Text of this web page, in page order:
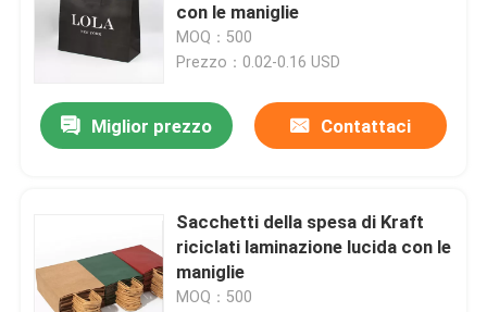
con le maniglie
MOQ：500
Prezzo：0.02-0.16 USD
Miglior prezzo Contattaci
Sacchetti della spesa di Kraft
riciclati laminazione lucida con le
maniglie
MOQ：500